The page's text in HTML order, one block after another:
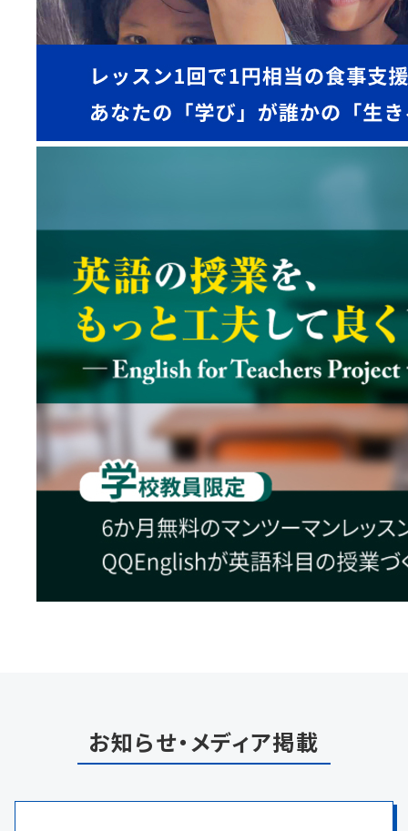
お知らせ・メディア掲載